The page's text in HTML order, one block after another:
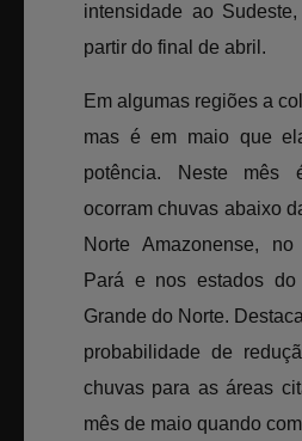
intensidade ao
partir do final de abril.
Em algumas regiões a
mas é em maio que
potência. Neste mês
ocorram chuvas abaixo
Norte Amazonense,
Pará e nos estados
Grande do Norte.
probabilidade de
chuvas para as áreas
mês de maio quando